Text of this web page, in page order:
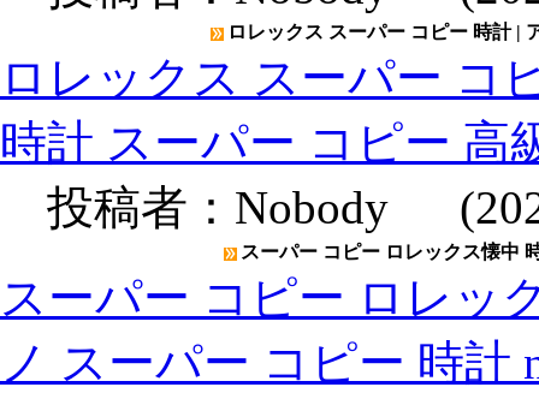
ロレックス スーパー コピー 時計 |
ロレックス スーパー コ
時計 スーパー コピー 高
投稿者： Nobody
スーパー コピー ロレックス懐中
スーパー コピー ロレッ
ノ スーパー コピー 時計